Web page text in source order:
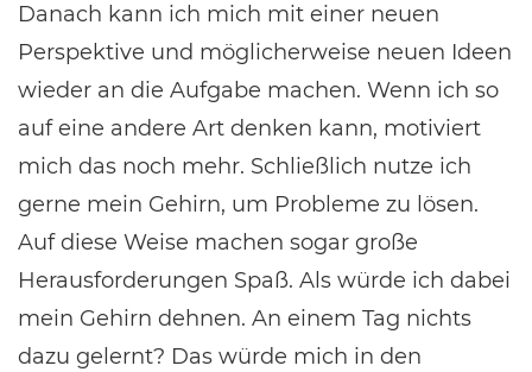
Danach kann ich mich mit einer neuen
Perspektive und möglicherweise neuen Ideen
wieder an die Aufgabe machen. Wenn ich so
auf eine andere Art denken kann, motiviert
mich das noch mehr. Schließlich nutze ich
gerne mein Gehirn, um Probleme zu lösen.
Auf diese Weise machen sogar große
Herausforderungen Spaß. Als würde ich dabei
mein Gehirn dehnen. An einem Tag nichts
dazu gelernt? Das würde mich in den